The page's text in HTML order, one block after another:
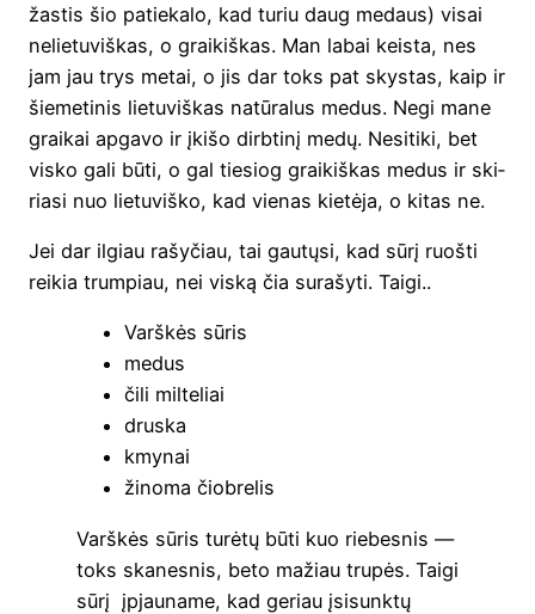
žas­tis šio patie­ka­lo, kad turiu daug medaus) visai
nelie­tu­viš­kas, o graikiš­kas. Man labai keis­ta, nes
jam jau trys metai, o jis dar toks pat skys­tas, kaip ir
šie­me­ti­nis lie­tu­viš­kas natū­ra­lus medus. Negi mane
graikai apga­vo ir įki­šo dirb­ti­nį medų. Nesi­ti­ki, bet
vis­ko gali būti, o gal tie­siog graikiš­kas medus ir ski­
ria­si nuo lie­tu­viš­ko, kad vie­nas kie­tė­ja, o kitas ne.
Jei dar ilgiau rašy­čiau, tai gau­tų­si, kad sūrį ruoš­ti
rei­kia trum­piau, nei vis­ką čia sura­šy­ti. Taigi..
Varš­kės sūris
medus
čili mil­te­liai
drus­ka
kmy­nai
žino­ma čiobrelis
Varš­kės sūris turė­tų būti kuo rie­bes­nis —
toks ska­nes­nis, beto mažiau tru­pės. Tai­gi
sūrį įpjau­na­me, kad geriau įsi­sunk­tų